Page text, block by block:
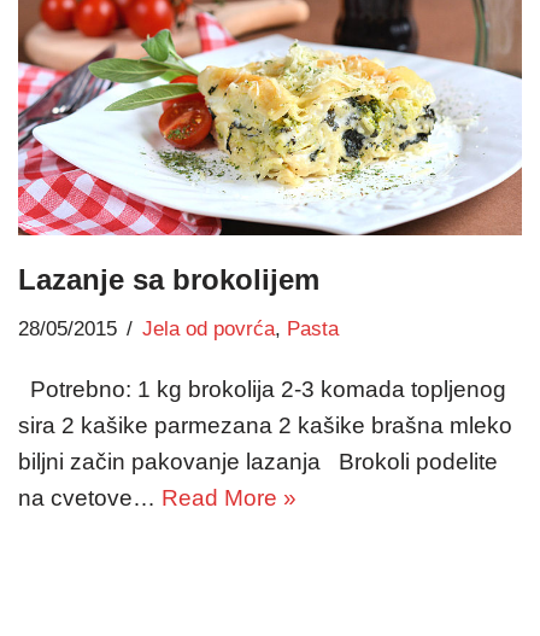
Lazanje sa brokolijem
28/05/2015 Jela od povrća, Pasta
Potrebno: 1 kg brokolija 2-3 komada topljenog
sira 2 kašike parmezana 2 kašike brašna mleko
biljni začin pakovanje lazanja Brokoli podelite
na cvetove… Read More »